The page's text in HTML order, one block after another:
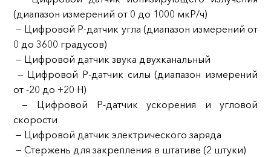
(диапазон измерений от 0 до 1000 мкР/ч)
— Цифровой Р-датчик угла (диапазон измерений от
0 до 3600 градусов)
— Цифровой датчик звука двухканальный
— Цифровой Р-датчик силы (диапазон измерений
от -20 до +20 Н)
— Цифровой Р-датчик ускорения и угловой
скорости
— Цифровой датчик электрического заряда
— Стержень для закрепления в штативе (2 штуки)